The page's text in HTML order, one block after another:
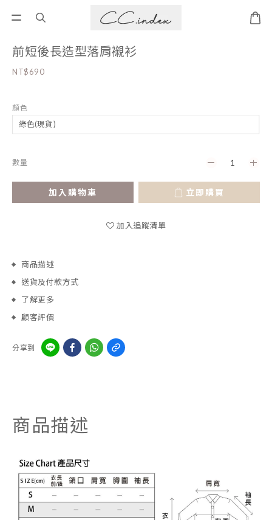
前短後長造型落肩襯衫
NT$690
顏色
數量
加入購物車 立即購買
加入追蹤清單
商品描述
送貨及付款方式
了解更多
顧客評價
分享到
商品描述